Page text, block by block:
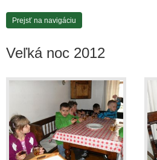
Prejsť na navigáciu
Veľká noc 2012